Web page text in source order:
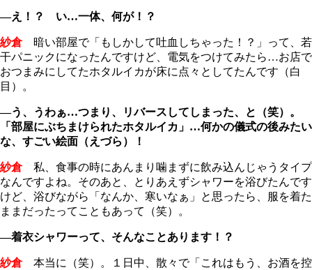
―え！？ い…一体、何が！？
紗倉
暗い部屋で「もしかして吐血しちゃった！？」って、若
干パニックになったんですけど、電気をつけてみたら…お店で
おつまみにしてたホタルイカが床に点々としてたんです（白
目）。
―う、うわぁ…つまり、リバースしてしまった、と（笑）。
「部屋にぶちまけられたホタルイカ」…何かの儀式の後みたい
な、すごい絵面（えづら）！
紗倉
私、食事の時にあんまり噛まずに飲み込んじゃうタイプ
なんですよね。そのあと、とりあえずシャワーを浴びたんです
けど、浴びながら「なんか、寒いなぁ」と思ったら、服を着た
ままだったってこともあって（笑）。
―着衣シャワーって、そんなことあります！？
紗倉
本当に（笑）。１日中、散々で「これはもう、お酒を控